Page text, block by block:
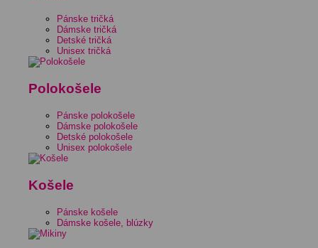
Pánske tričká
Dámske tričká
Detské tričká
Unisex tričká
Polokošele
Pánske polokošele
Dámske polokošele
Detské polokošele
Unisex polokošele
Košele
Pánske košele
Dámske košele, blúzky